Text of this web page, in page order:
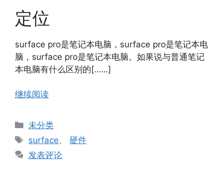
定位
surface pro是笔记本电脑，surface pro是笔记本电
脑，surface pro是笔记本电脑。如果说与普通笔记
本电脑有什么区别的[……]
继续阅读
分
类
未分类
标
签
surface、硬件
发表评论